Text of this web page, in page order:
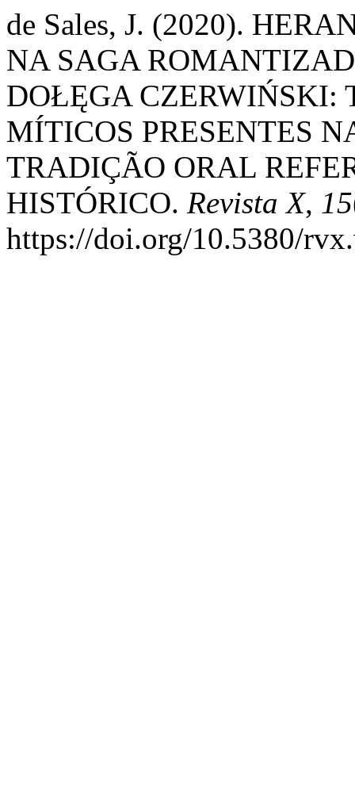
de Sales, J. (2020).
NA SAGA
DOŁĘGA CZERWIŃSKI:
MÍTICOS PRESENTES
TRADIÇÃO ORAL
HISTÓRICO. Revista X, 15
https://doi.org/10.5380/